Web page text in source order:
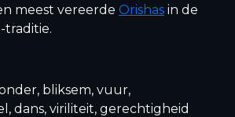
meest vereerde Orishas in de
traditie.
bliksem, vuur,
dans, viriliteit, gerechtigheid